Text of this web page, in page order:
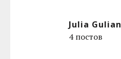
Julia Gulian
4 постов